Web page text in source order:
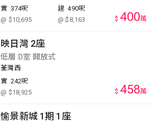
實 374呎
@ $10,695
建 490呎
@ $8,163
$ 400萬
映日灣 2座
低層 D室 開放式
荃灣西
實 242呎
@ $18,925
$ 458萬
愉景新城 1期 1座